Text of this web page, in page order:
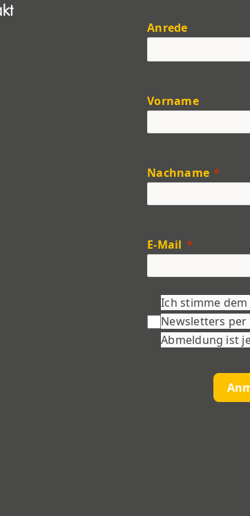
Anrede
Vorname
Nachname
E-Mail
Ich stimme dem
Newsletters per
Abmeldung ist